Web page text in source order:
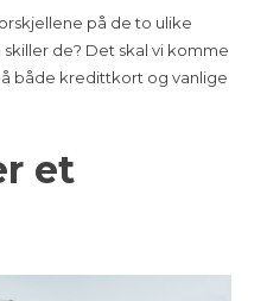
på de to ulike
de? Det skal vi komme
både kredittkort og vanlige
et